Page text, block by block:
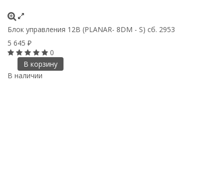
Блок управления 12В (PLANAR- 8DM - S) сб. 2953
5 645 ₽
0
В корзину
В наличии